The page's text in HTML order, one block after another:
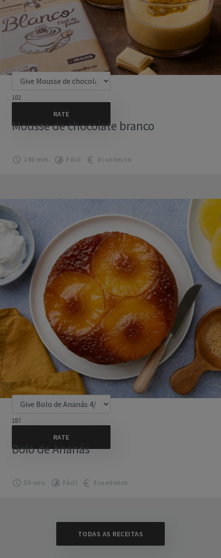
102
Mousse de chocolate branco
140 min. Fácil Económico
187
Bolo de Ananás
50 min. Fácil Económico
TODAS AS RECEITAS